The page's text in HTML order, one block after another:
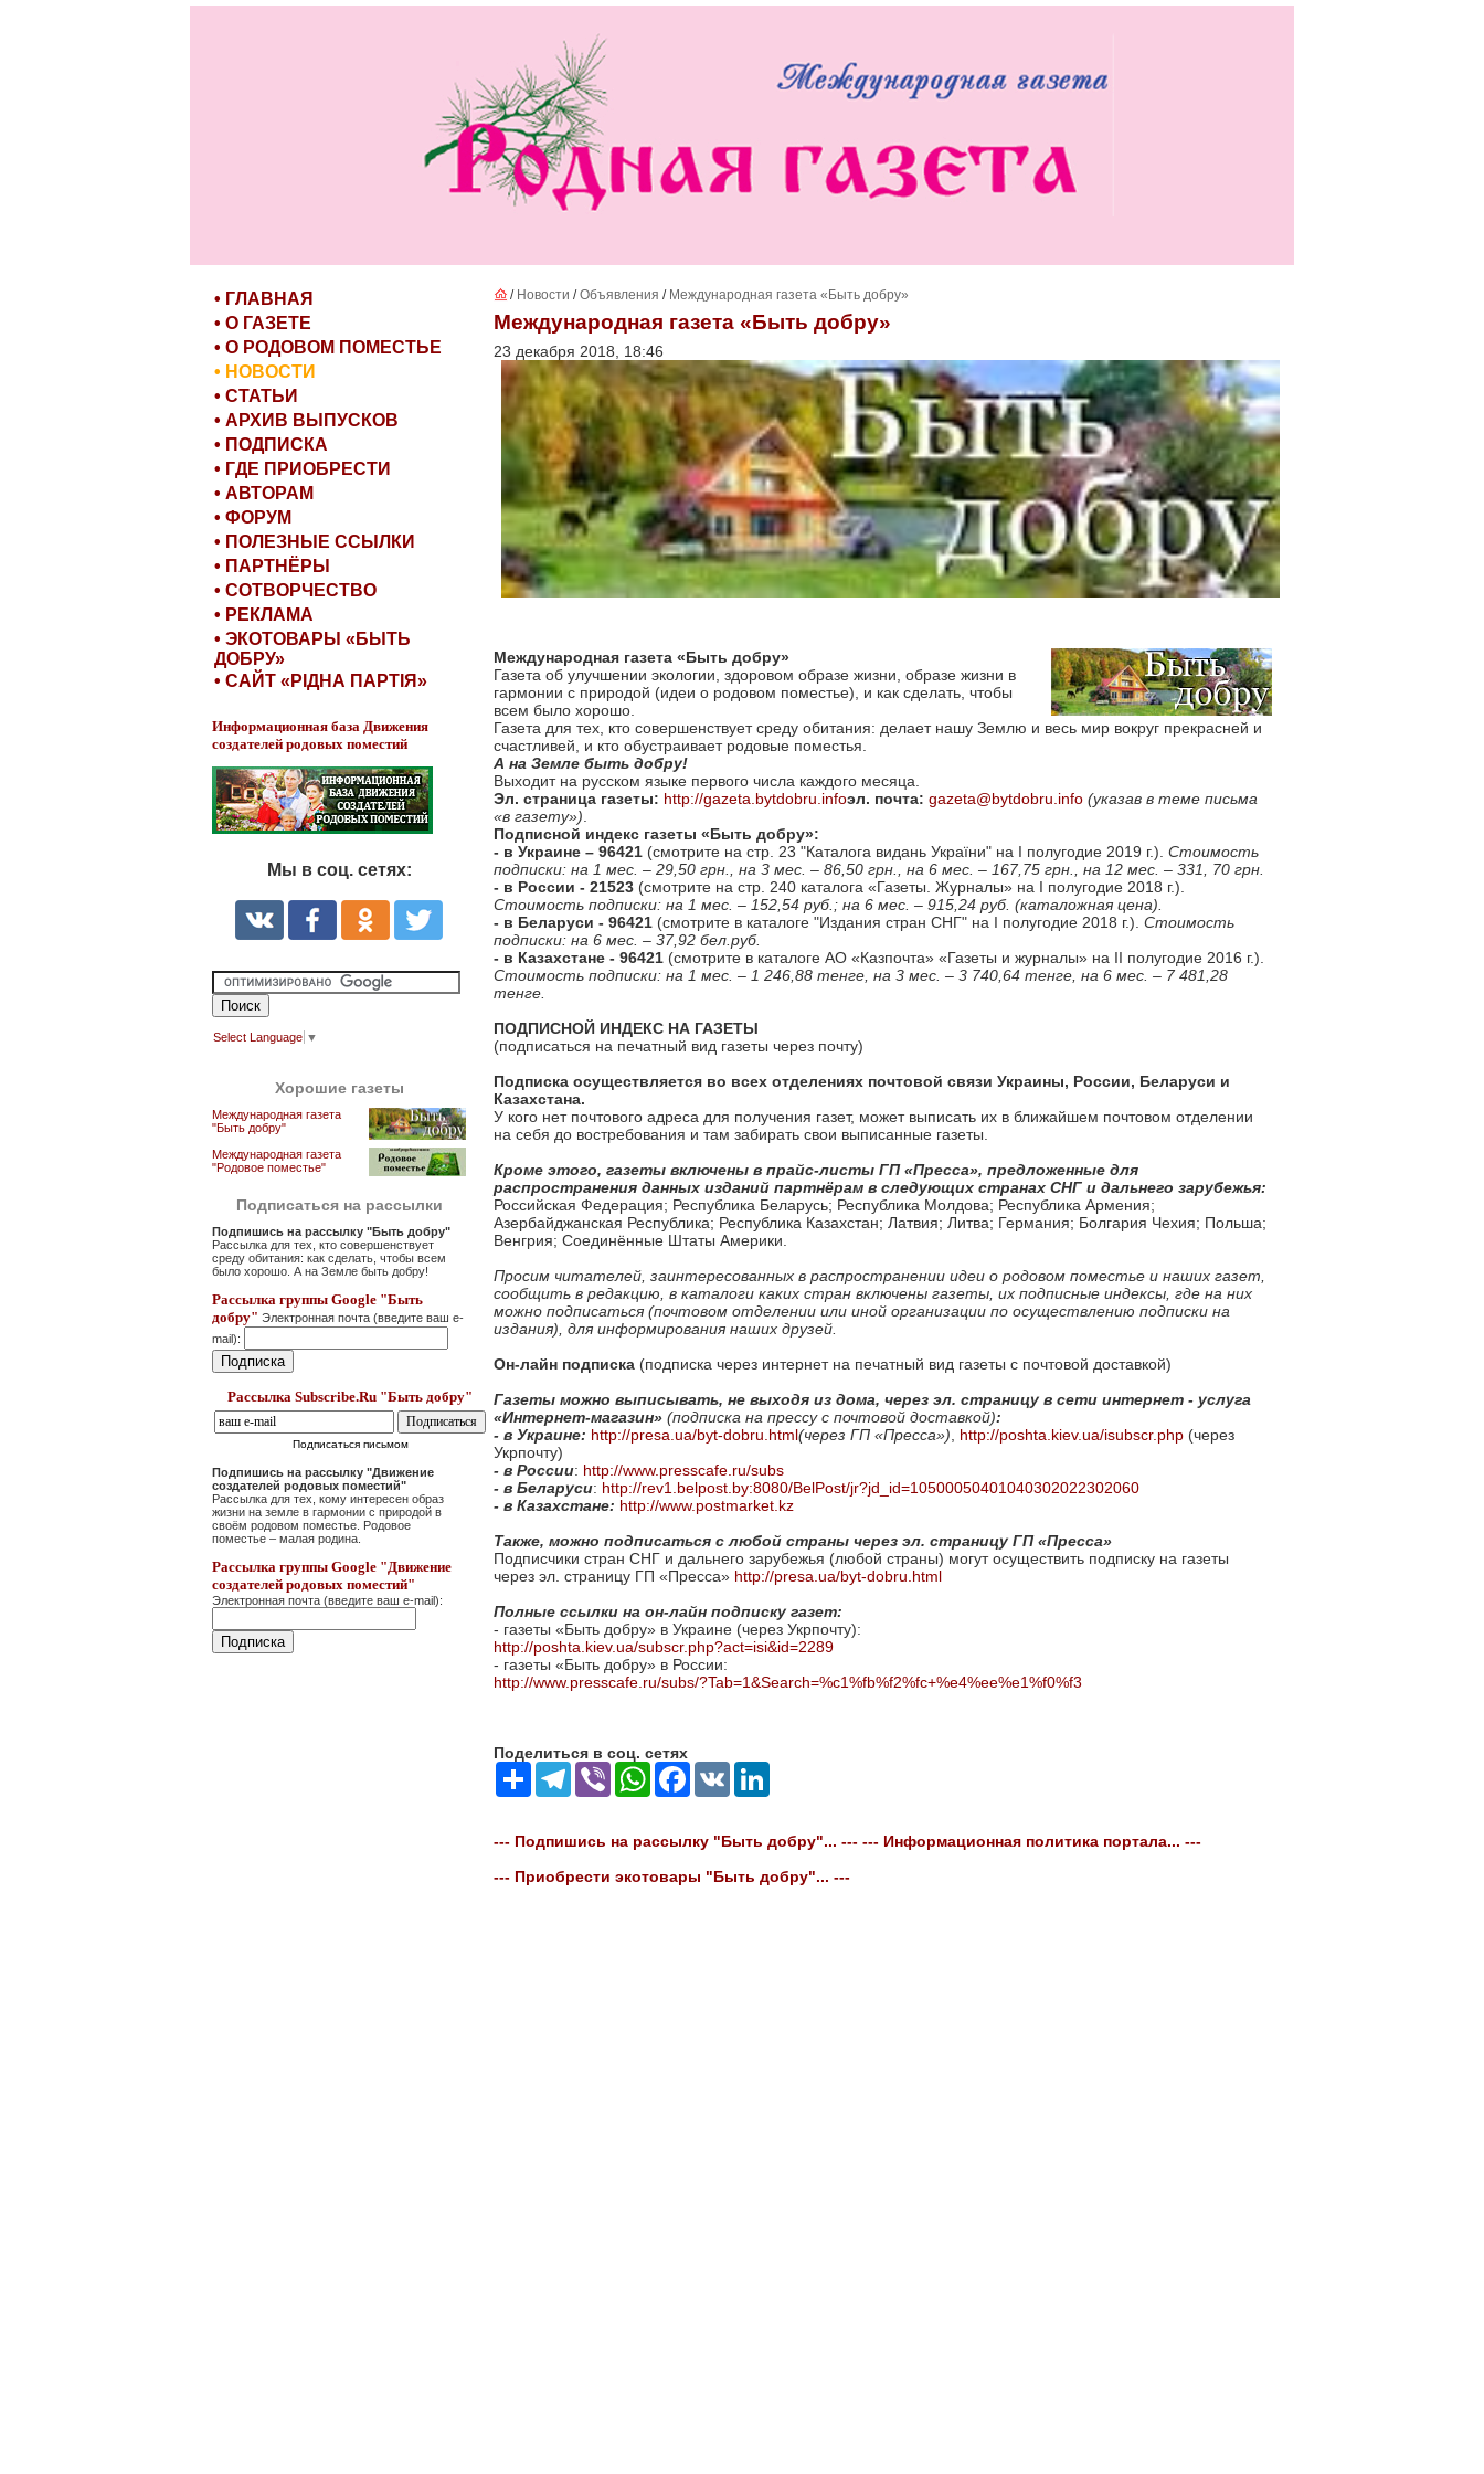
• ГЛАВНАЯ
• О ГАЗЕТЕ
• О РОДОВОМ ПОМЕСТЬЕ
• НОВОСТИ
• СТАТЬИ
• АРХИВ ВЫПУСКОВ
• ПОДПИСКА
• ГДЕ ПРИОБРЕСТИ
• АВТОРАМ
• ФОРУМ
• ПОЛЕЗНЫЕ ССЫЛКИ
• ПАРТНЁРЫ
• СОТВОРЧЕСТВО
• РЕКЛАМА
• ЭКОТОВАРЫ «БЫТЬ
ДОБРУ»
• САЙТ «РІДНА ПАРТІЯ»
Информационная база Движения
создателей родовых поместий
Мы в соц. сетях:
Select Language ▼
Хорошие газеты
Международная газета
"Быть добру"
Международная газета
"Родовое поместье"
Подписаться на рассылки
Подпишись на рассылку "Быть добру"
Рассылка для тех, кто совершенствует
среду обитания: как сделать, чтобы всем
было хорошо. А на Земле быть добру!
Рассылка группы Google "Быть
добру" Электронная почта (введите ваш e-
mail):
Рассылка Subscribe.Ru "Быть добру"
Подписаться письмом
Подпишись на рассылку "Движение
создателей родовых поместий"
Рассылка для тех, кому интересен образ
жизни на земле в гармонии с природой в
своём родовом поместье. Родовое
поместье – малая родина.
Рассылка группы Google "Движение
создателей родовых поместий"
Электронная почта (введите ваш e-mail):
/ Новости /Объявления / Международная газета «Быть добру»
Международная газета «Быть добру»
23 декабря 2018, 18:46
Международная газета «Быть добру»
Газета об улучшении экологии, здоровом образе жизни, образе жизни в
гармонии с природой (идеи о родовом поместье), и как сделать, чтобы
всем было хорошо.
Газета для тех, кто совершенствует среду обитания: делает нашу Землю и весь мир вокруг прекрасней и
счастливей, и кто обустраивает родовые поместья.
А на Земле быть добру!
Выходит на русском языке первого числа каждого месяца.
Эл. страница газеты: http://gazeta.bytdobru.infoэл. почта: gazeta@bytdobru.info (указав в теме письма
«в газету»)
Подписной индекс газеты «Быть добру»:
- в Украине – 96421 (смотрите на стр. 23 "Каталога видань України" на I полугодие 2019 г.). Стоимость
подписки: на 1 мес. – 29,50 грн., на 3 мес. – 86,50 грн., на 6 мес. – 167,75 грн., на 12 мес. – 331, 70 грн
- в России - 21523 (смотрите на стр. 240 каталога «Газеты. Журналы» на I полугодие 2018 г.).
Стоимость подписки: на 1 мес. – 152,54 руб.; на 6 мес. – 915,24 руб. (каталожная цена).
- в Беларуси - 96421 (смотрите в каталоге "Издания стран СНГ" на I полугодие 2018 г.). Стоимость
подписки: на 6 мес. – 37,92 бел.руб.
- в Казахстане - 96421 (смотрите в каталоге АО «Казпочта» «Газеты и журналы» на II полугодие 2016 г.).
Стоимость подписки: на 1 мес. – 1 246,88 тенге, на 3 мес. – 3 740,64 тенге, на 6 мес. – 7 481,28
тенге.
ПОДПИСНОЙ ИНДЕКС НА ГАЗЕТЫ
(подписаться на печатный вид газеты через почту)
Подписка осуществляется во всех отделениях почтовой связи Украины, России, Беларуси и
Казахстана.
У кого нет почтового адреса для получения газет, может выписать их в ближайшем почтовом отделении
на себя до востребования и там забирать свои выписанные газеты.
Кроме этого, газеты включены в прайс-листы ГП «Пресса», предложенные для
распространения данных изданий партнёрам в следующих странах СНГ и дальнего зарубежья:
Российская Федерация; Республика Беларусь; Республика Молдова; Республика Армения;
Азербайджанская Республика; Республика Казахстан; Латвия; Литва; Германия; Болгария Чехия; Польша;
Венгрия; Соединённые Штаты Америки.
Просим читателей, заинтересованных в распространении идеи о родовом поместье и наших газет,
сообщить в редакцию, в каталоги каких стран включены газеты, их подписные индексы, где на них
можно подписаться (почтовом отделении или иной организации по осуществлению подписки на
издания), для информирования наших друзей.
Он-лайн подписка (подписка через интернет на печатный вид газеты с почтовой доставкой)
Газеты можно выписывать, не выходя из дома, через эл. страницу в сети интернет - услуга
«Интернет-магазин» (подписка на прессу с почтовой доставкой):
- в Украине: http://presa.ua/byt-dobru.html(через ГП «Пресса») http://poshta.kiev.ua/isubscr.php (через
Укрпочту)
- в России: http://www.presscafe.ru/subs
- в Беларуси: http://rev1.belpost.by:8080/BelPost/jr?jd_id=10500050401040302022302060
- в Казахстане: http://www.postmarket.kz
Также, можно подписаться с любой страны через эл. страницу ГП «Пресса»
Подписчики стран СНГ и дальнего зарубежья (любой страны) могут осуществить подписку на газеты
через эл. страницу ГП «Пресса» http://presa.ua/byt-dobru.html
Полные ссылки на он-лайн подписку газет:
- газеты «Быть добру» в Украине (через Укрпочту):
http://poshta.kiev.ua/subscr.php?act=isi&id=2289
- газеты «Быть добру» в России:
http://www.presscafe.ru/subs/?Tab=1&Search=%c1%fb%f2%fc+%e4%ee%e1%f0%f3
Поделиться в соц. сетях
Share Telegram
Viber WhatsAppFacebook
VK
--- Подпишись на рассылку "Быть добру"... --- --- Информационная политика портала... ---
--- Приобрести экотовары "Быть добру"... ---